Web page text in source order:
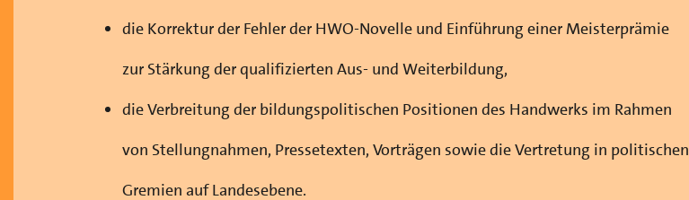
die Korrektur der Fehler der HWO-Novelle und Einführung einer Meisterprämie
zur Stärkung der qualifizierten Aus- und Weiterbildung,
die Verbreitung der bildungspolitischen Positionen des Handwerks im Rahmen
von Stellungnahmen, Pressetexten, Vorträgen sowie die Vertretung in politischen
Gremien auf Landesebene.